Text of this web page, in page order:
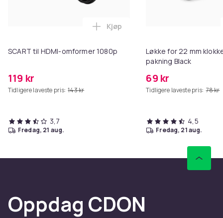
SCART til HDMI-omformer 1080p
119 kr
Tidligere laveste pris: 143 kr
Legg SCART til HDMI-omformer
Kjøp
3,7
fredag, 21 aug.
Løkke for 22 mm
pakning Black
69 kr
Tidligere laveste pris: 78 kr
4,5
fredag, 21 aug.
Oppdag CDON